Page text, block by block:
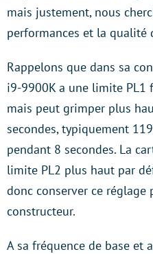
mais justement, nous
performances et la qualité
Rappelons que dans sa
i9-9900K a une limite PL1
mais peut grimper plus
secondes, typiquement
pendant 8 secondes. La
limite PL2 plus haut par
donc conserver ce réglage
constructeur.
A sa fréquence de base et